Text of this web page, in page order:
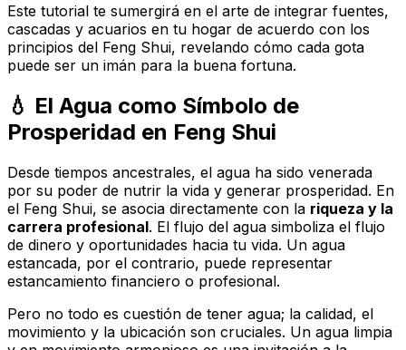
Este tutorial te sumergirá en el arte de integrar fuentes,
cascadas y acuarios en tu hogar de acuerdo con los
principios del Feng Shui, revelando cómo cada gota
puede ser un imán para la buena fortuna.
💧 El Agua como Símbolo de
Prosperidad en Feng Shui
Desde tiempos ancestrales, el agua ha sido venerada
por su poder de nutrir la vida y generar prosperidad. En
el Feng Shui, se asocia directamente con la riqueza y la
carrera profesional. El flujo del agua simboliza el flujo
de dinero y oportunidades hacia tu vida. Un agua
estancada, por el contrario, puede representar
estancamiento financiero o profesional.
Pero no todo es cuestión de tener agua; la calidad, el
movimiento y la ubicación son cruciales. Un agua limpia